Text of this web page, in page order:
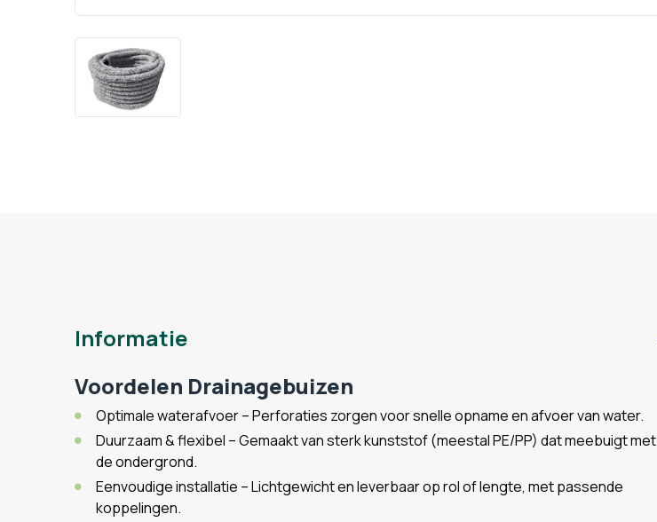
Informatie
Voordelen Drainagebuizen
Optimale waterafvoer – Perforaties zorgen voor snelle opname en afvoer van water.
Duurzaam & flexibel – Gemaakt van sterk kunststof (meestal PE/PP) dat meebuigt met
de ondergrond.
Eenvoudige installatie – Lichtgewicht en leverbaar op rol of lengte, met passende
koppelingen.